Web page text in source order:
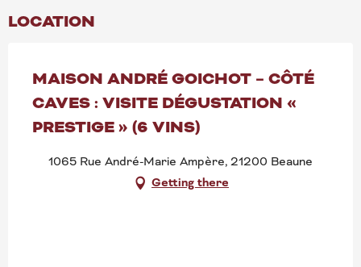
LOCATION
MAISON ANDRÉ GOICHOT – CÔTÉ
CAVES : VISITE DÉGUSTATION «
PRESTIGE » (6 VINS)
1065 Rue André-Marie Ampère, 21200 Beaune
Getting there